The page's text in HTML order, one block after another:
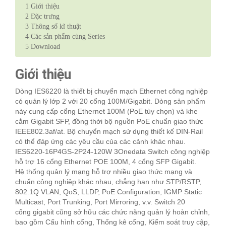
1 Giới thiệu
2 Đặc trưng
3 Thông số kĩ thuật
4 Các sản phẩm cùng Series
5 Download
Giới thiệu
Dòng IES6220 là thiết bị chuyển mạch Ethernet công nghiệp
có quản lý lớp 2 với 20 cổng 100M/Gigabit. Dòng sản phẩm
này cung cấp cổng Ethernet 100M (PoE tùy chọn) và khe
cắm Gigabit SFP, đồng thời bộ nguồn PoE chuẩn giao thức
IEEE802.3af/at. Bộ chuyển mạch sử dụng thiết kế DIN-Rail
có thể đáp ứng các yêu cầu của các cảnh khác nhau.
IES6220-16P4GS-2P24-120W 3Onedata Switch công nghiệp
hỗ trợ 16 cổng Ethernet POE 100M, 4 cổng SFP Gigabit.
Hệ thống quản lý mạng hỗ trợ nhiều giao thức mạng và
chuẩn công nghiệp khác nhau, chẳng hạn như STP/RSTP,
802.1Q VLAN, QoS, LLDP, PoE Configuration, IGMP Static
Multicast, Port Trunking, Port Mirroring, v.v. Switch 20
cổng gigabit cũng sở hữu các chức năng quản lý hoàn chỉnh,
bao gồm Cấu hình cổng, Thống kê cổng, Kiểm soát truy cập,